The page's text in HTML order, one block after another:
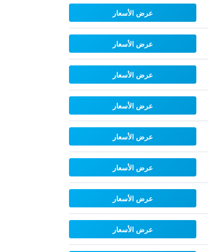
عرض الأسعار
عرض الأسعار
عرض الأسعار
عرض الأسعار
عرض الأسعار
عرض الأسعار
عرض الأسعار
عرض الأسعار